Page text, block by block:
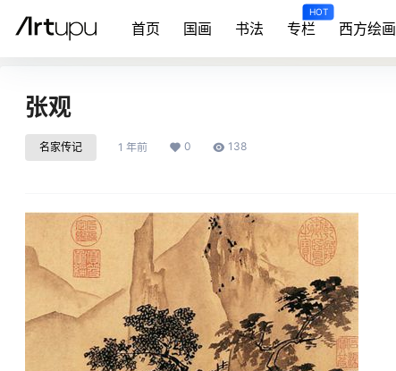
首页 国画 书法 专栏
HOT
西方绘画
张观
名家传记 1 年前 0 138